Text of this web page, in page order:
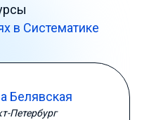
в Систематике
Белявская
Петербург